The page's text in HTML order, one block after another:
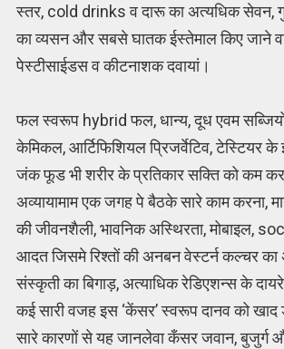
स्तर, cold drinks व दारू का अत्यधिक सेवन,
का व्यसन और सबसे घातक ईस्तेमाल किए जाने
पेस्टीसाईडस व कीटनाशक दवायां।
फल स्वरूप hybrid फल, धान्य, दूध एवम
केमिकल, आर्टिफिशियल प्रिजर्वेटिव, टेस्टियर
जंक फूड भी शरीर के प्रतिकार सक्ति को कम
अव्यायामाम एक जगह पे बैठके सारे काम करना,
की जीवनशैली, भावनिक अस्थिरता, मोबाइल,
आदत जिसमे रिश्तों की अनबन वेस्टर्न कल्चर का
संस्कृती का बिगाड़, अत्याधिक रेडिएशन्स के
कई सारी वजह इस ‘केंसर’ स्वरूप दानव को खाद
सारे कारणों से यह जानलेवा कँसर जवान, बुजुर्ग